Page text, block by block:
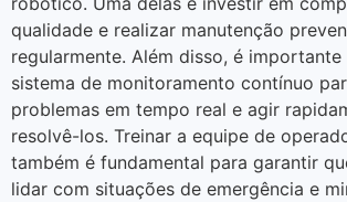
qualidade e realizar manutenção
regularmente. Além disso, é
sistema de monitoramento contínuo
problemas em tempo real e agir
resolvê-los. Treinar a equipe de
também é fundamental para garantir
lidar com situações de emergência e